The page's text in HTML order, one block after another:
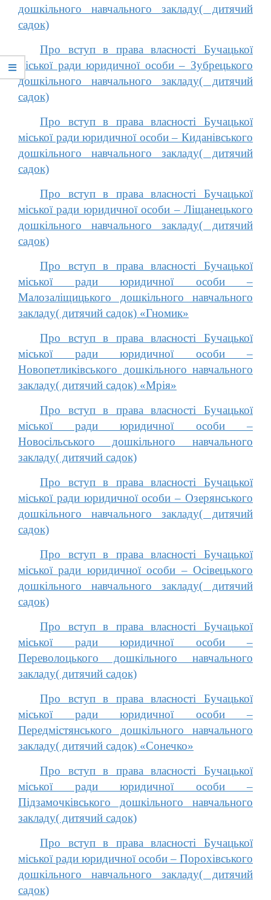
дошкільного навчального закладу( дитячий
садок)
Про вступ в права власності Бучацької
міської ради юридичної особи – Зубрецького
дошкільного навчального закладу( дитячий
садок)
Про вступ в права власності Бучацької
міської ради юридичної особи – Киданівського
дошкільного навчального закладу( дитячий
садок)
Про вступ в права власності Бучацької
міської ради юридичної особи – Ліщанецького
дошкільного навчального закладу( дитячий
садок)
Про вступ в права власності Бучацької
міської ради юридичної особи –
Малозаліщицького дошкільного навчального
закладу( дитячий садок) «Гномик»
Про вступ в права власності Бучацької
міської ради юридичної особи –
Новопетликівського дошкільного навчального
закладу( дитячий садок) «Мрія»
Про вступ в права власності Бучацької
міської ради юридичної особи –
Новосільського дошкільного навчального
закладу( дитячий садок)
Про вступ в права власності Бучацької
міської ради юридичної особи – Озерянського
дошкільного навчального закладу( дитячий
садок)
Про вступ в права власності Бучацької
міської ради юридичної особи – Осівецького
дошкільного навчального закладу( дитячий
садок)
Про вступ в права власності Бучацької
міської ради юридичної особи –
Переволоцького дошкільного навчального
закладу( дитячий садок)
Про вступ в права власності Бучацької
міської ради юридичної особи –
Передмістянського дошкільного навчального
закладу( дитячий садок) «Сонечко»
Про вступ в права власності Бучацької
міської ради юридичної особи –
Підзамочківського дошкільного навчального
закладу( дитячий садок)
Про вступ в права власності Бучацької
міської ради юридичної особи – Порохівського
дошкільного навчального закладу( дитячий
садок)